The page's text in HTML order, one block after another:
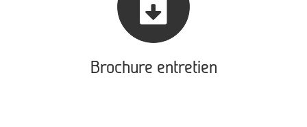
Brochure entretien